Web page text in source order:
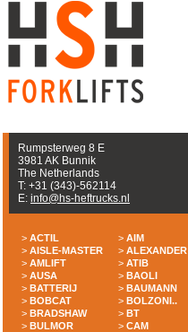
Rumpsterweg 8 E
3981 AK Bunnik
The Netherlands
T: +31 (343)-562114
E: info@hs-heftrucks.nl
> ACTIL > AIM
> AISLE-MASTER > ALEXANDER
> AMLIFT > ATIB
> AUSA > BAOLI
> BATTERIJ > BAUMANN
> BOBCAT > BOLZONI..
> BRADSHAW > BT
> BULMOR > CAM